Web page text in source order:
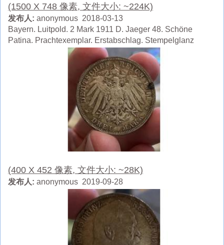
(1500 X 748 像素, 文件大小: ~224K)
发布人: anonymous 2018-03-13
Bayern. Luitpold. 2 Mark 1911 D. Jaeger 48. Schöne
Patina. Prachtexemplar. Erstabschlag. Stempelglanz
(400 X 452 像素, 文件大小: ~28K)
发布人: anonymous 2019-09-28